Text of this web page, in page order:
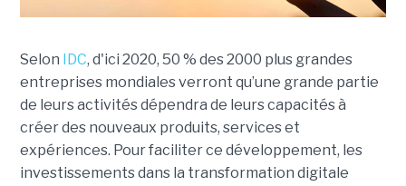
Selon IDC, d'ici 2020, 50 % des 2000 plus grandes
entreprises mondiales verront qu’une grande partie
de leurs activités dépendra de leurs capacités à
créer des nouveaux produits, services et
expériences. Pour faciliter ce développement, les
investissements dans la transformation digitale